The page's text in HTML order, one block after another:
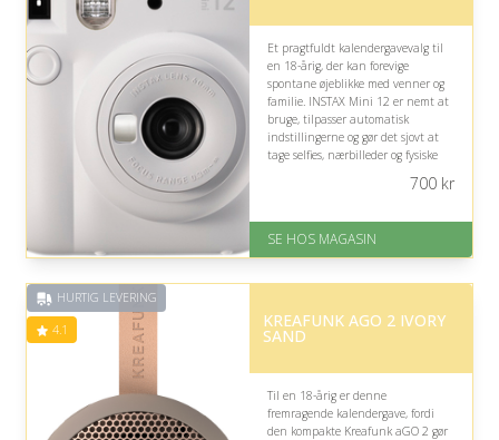
Et pragtfuldt kalendergavevalg til
en 18-årig, der kan forevige
spontane øjeblikke med venner og
familie. INSTAX Mini 12 er nemt at
bruge, tilpasser automatisk
indstillingerne og gør det sjovt at
tage selfies, nærbilleder og fysiske
God Trustpilot rating på 4.1 ud
700kr
SE HOS MAGASIN
HURTIG LEVERING
4.1 KREAFUNK AGO 2 IVORY
SAND
Til en 18-årig er denne
fremragende kalendergave, fordi
den kompakte Kreafunk aGO 2 gør